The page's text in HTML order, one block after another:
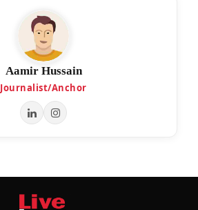
Aamir Hussain
Journalist/Anchor